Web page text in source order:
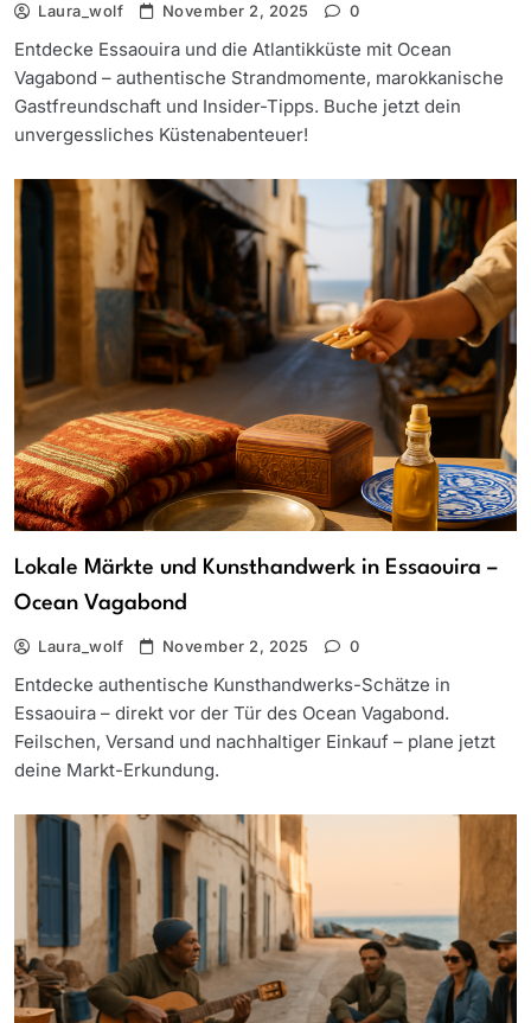
Laura_wolf November 2, 2025 0
Entdecke Essaouira und die Atlantikküste mit Ocean
Vagabond – authentische Strandmomente, marokkanische
Gastfreundschaft und Insider-Tipps. Buche jetzt dein
unvergessliches Küstenabenteuer!
Lokale Märkte und Kunsthandwerk in Essaouira –
Ocean Vagabond
Laura_wolf November 2, 2025 0
Entdecke authentische Kunsthandwerks-Schätze in
Essaouira – direkt vor der Tür des Ocean Vagabond.
Feilschen, Versand und nachhaltiger Einkauf – plane jetzt
deine Markt-Erkundung.